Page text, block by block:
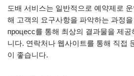
도배 서비스는 일반적으로 예약제로
해 고객의 요구사항을 파악하는 과정
процесс를 통해 최상의 결과물을 제
니다. 연락처나 웹사이트를 통해 직접
이 좋습니다.